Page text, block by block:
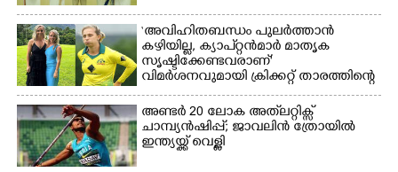
‘അവിഹിതബന്ധം പുലർത്താൻ
കഴിയില്ല,​ ക്യാപ്റ്റൻമാർ മാതൃക
സൃഷ്ടിക്കേണ്ടവരാണ്'
വിമർശനവുമായി ക്രിക്കറ്റ് താരത്തിന്റെ
ഭാര്യ
അണ്ടർ 20 ലോക അത്‌ലറ്റിക്സ്
ചാമ്പ്യൻഷിപ്പ്; ജാവലിൻ ത്രോയിൽ
ഇന്ത്യയ്ക്ക് വെള്ളി